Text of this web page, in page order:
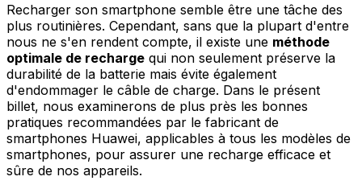
Recharger son smartphone semble être une tâche des
plus routinières. Cependant, sans que la plupart d'entre
nous ne s'en rendent compte, il existe une méthode
optimale de recharge qui non seulement préserve la
durabilité de la batterie mais évite également
d'endommager le câble de charge. Dans le présent
billet, nous examinerons de plus près les bonnes
pratiques recommandées par le fabricant de
smartphones Huawei, applicables à tous les modèles de
smartphones, pour assurer une recharge efficace et
sûre de nos appareils.